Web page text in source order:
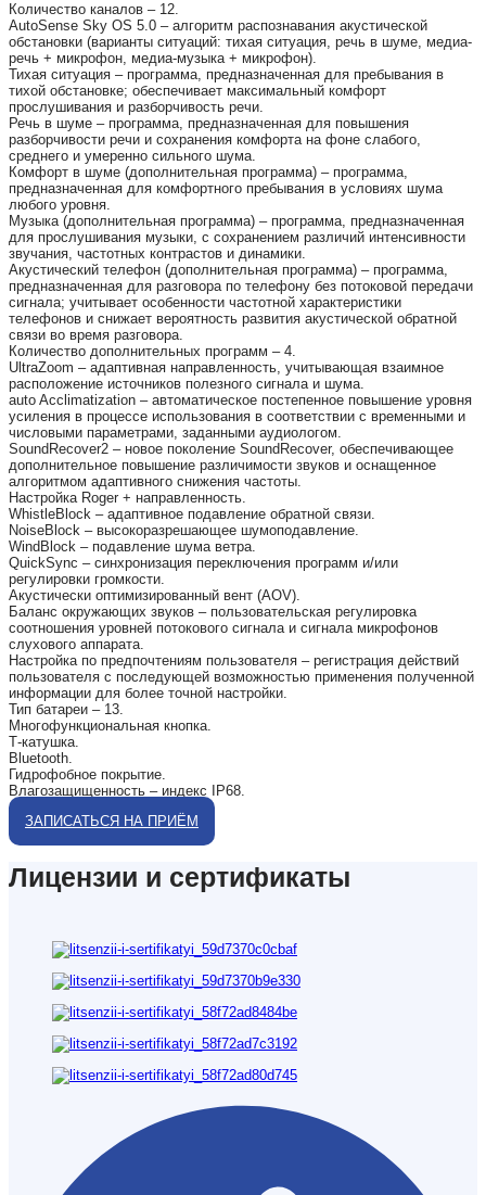
Количество каналов – 12.
AutoSense Sky OS 5.0 – алгоритм распознавания акустической
обстановки (варианты ситуаций: тихая ситуация, речь в шуме, медиа-
речь + микрофон, медиа-музыка + микрофон).
Тихая ситуация – программа, предназначенная для пребывания в
тихой обстановке; обеспечивает максимальный комфорт
прослушивания и разборчивость речи.
Речь в шуме – программа, предназначенная для повышения
разборчивости речи и сохранения комфорта на фоне слабого,
среднего и умеренно сильного шума.
Комфорт в шуме (дополнительная программа) – программа,
предназначенная для комфортного пребывания в условиях шума
любого уровня.
Музыка (дополнительная программа) – программа, предназначенная
для прослушивания музыки, с сохранением различий интенсивности
звучания, частотных контрастов и динамики.
Акустический телефон (дополнительная программа) – программа,
предназначенная для разговора по телефону без потоковой передачи
сигнала; учитывает особенности частотной характеристики
телефонов и снижает вероятность развития акустической обратной
связи во время разговора.
Количество дополнительных программ – 4.
UltraZoom – адаптивная направленность, учитывающая взаимное
расположение источников полезного сигнала и шума.
auto Acclimatization – автоматическое постепенное повышение уровня
усиления в процессе использования в соответствии с временными и
числовыми параметрами, заданными аудиологом.
SoundRecover2 – новое поколение SoundRecover, обеспечивающее
дополнительное повышение различимости звуков и оснащенное
алгоритмом адаптивного снижения частоты.
Настройка Roger + направленность.
WhistleBlock – адаптивное подавление обратной связи.
NoiseBlock – высокоразрешающее шумоподавление.
WindBlock – подавление шума ветра.
QuickSync – синхронизация переключения программ и/или
регулировки громкости.
Акустически оптимизированный вент (AOV).
Баланс окружающих звуков – пользовательская регулировка
соотношения уровней потокового сигнала и сигнала микрофонов
слухового аппарата.
Настройка по предпочтениям пользователя – регистрация действий
пользователя с последующей возможностью применения полученной
информации для более точной настройки.
Тип батареи – 13.
Многофункциональная кнопка.
Т-катушка.
Bluetooth.
Гидрофобное покрытие.
Влагозащищенность – индекс IP68.
ЗАПИСАТЬСЯ НА ПРИЁМ
Лицензии и сертификаты